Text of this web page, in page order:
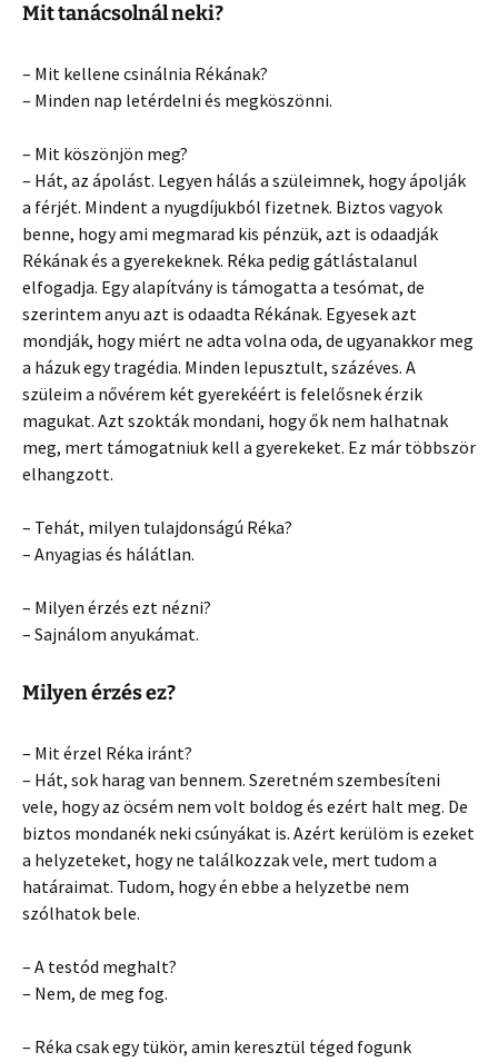
Mit tanácsolnál neki?
– Mit kellene csinálnia Rékának?
– Minden nap letérdelni és megköszönni.
– Mit köszönjön meg?
– Hát, az ápolást. Legyen hálás a szüleimnek, hogy ápolják
a férjét. Mindent a nyugdíjukból fizetnek. Biztos vagyok
benne, hogy ami megmarad kis pénzük, azt is odaadják
Rékának és a gyerekeknek. Réka pedig gátlástalanul
elfogadja. Egy alapítvány is támogatta a tesómat, de
szerintem anyu azt is odaadta Rékának. Egyesek azt
mondják, hogy miért ne adta volna oda, de ugyanakkor meg
a házuk egy tragédia. Minden lepusztult, százéves. A
szüleim a nővérem két gyerekéért is felelősnek érzik
magukat. Azt szokták mondani, hogy ők nem halhatnak
meg, mert támogatniuk kell a gyerekeket. Ez már többször
elhangzott.
– Tehát, milyen tulajdonságú Réka?
– Anyagias és hálátlan.
– Milyen érzés ezt nézni?
– Sajnálom anyukámat.
Milyen érzés ez?
– Mit érzel Réka iránt?
– Hát, sok harag van bennem. Szeretném szembesíteni
vele, hogy az öcsém nem volt boldog és ezért halt meg. De
biztos mondanék neki csúnyákat is. Azért kerülöm is ezeket
a helyzeteket, hogy ne találkozzak vele, mert tudom a
határaimat. Tudom, hogy én ebbe a helyzetbe nem
szólhatok bele.
– A testód meghalt?
– Nem, de meg fog.
– Réka csak egy tükör, amin keresztül téged fogunk